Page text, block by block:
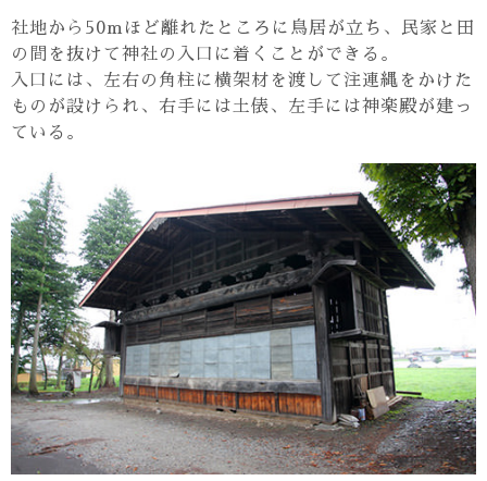
社地から50mほど離れたところに鳥居が立ち、民家と田
の間を抜けて神社の入口に着くことができる。
入口には、左右の角柱に横架材を渡して注連縄をかけた
ものが設けられ、右手には土俵、左手には神楽殿が建っ
ている。